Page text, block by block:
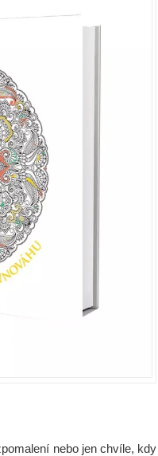
nebo jen chvíle, kdy